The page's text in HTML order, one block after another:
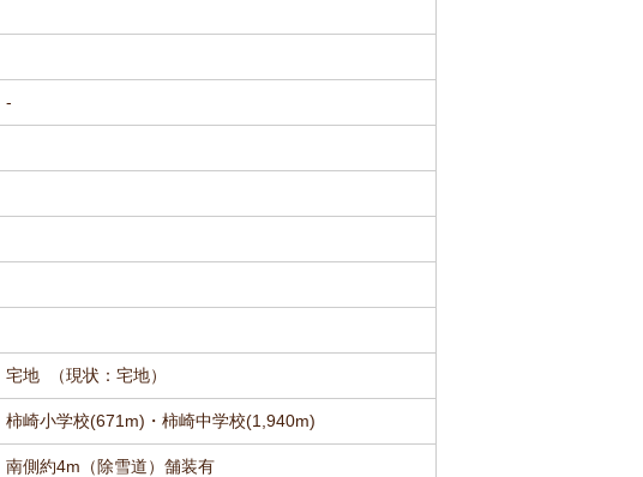
-
宅地 （現状：宅地）
柿崎小学校(671m)・柿崎中学校(1,940m)
南側約4m（除雪道）舗装有